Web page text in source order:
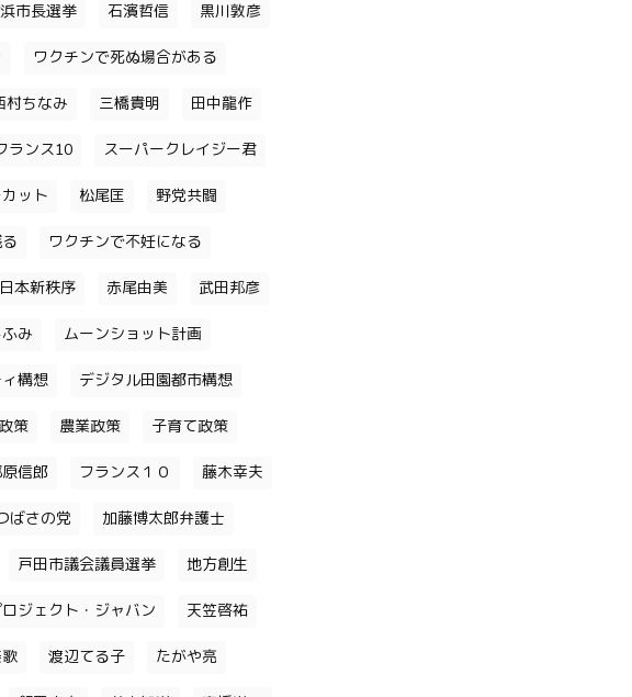
市長選挙 石濱哲信 黒川敦彦
ワクチンで死ぬ場合がある
村ちなみ 三橋貴明 田中龍作
ランス10 スーパークレイジー君
ット 松尾匡 野党共闘
ワクチンで不妊になる
日本新秩序 赤尾由美 武田邦彦
み ムーンショット計画
構想 デジタル田園都市構想
策 農業政策 子育て政策
信郎 フランス１０ 藤木幸夫
ばさの党 加藤博太郎弁護士
戸田市議会議員選挙 地方創生
ジェクト・ジャバン 天笠啓祐
渡辺てる子 たがや亮